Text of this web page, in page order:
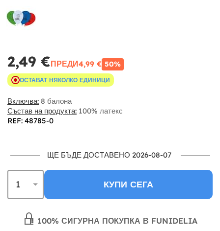
2,49 €ПРЕДИ4,99 € 50%
ОСТАВАТ НЯКОЛКО ЕДИНИЦИ
Включва: 8 балона
Състав на продукта: 100% латекс
REF: 48785-0
ЩЕ БЪДЕ ДОСТАВЕНО 2026-08-07
КУПИ СЕГА
100% СИГУРНА ПОКУПКА В FUNIDELIA